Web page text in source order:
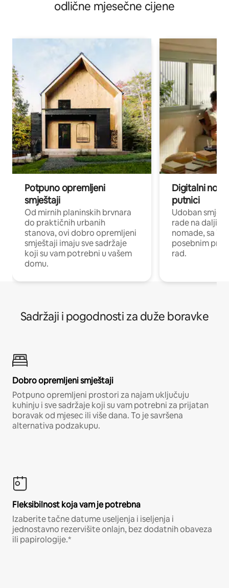
odlične mjesečne cijene
Potpuno opremljeni
smještaji
Od mirnih planinskih brvnara
do praktičnih urbanih
stanova, ovi dobro opremljeni
smještaji imaju sve sadržaje
koji su vam potrebni u vašem
domu.
Digitalni
putnici
Udoban
rade na
nomade, sa
posebnim
rad.
Sadržaji i pogodnosti za duže boravke
Dobro opremljeni smještaji
Potpuno opremljeni prostori za najam uključuju
kuhinju i sve sadržaje koji su vam potrebni za prijatan
boravak od mjesec ili više dana. To je savršena
alternativa podzakupu.
Fleksibilnost koja vam je potrebna
Izaberite tačne datume useljenja i iseljenja i
jednostavno rezervišite onlajn, bez dodatnih obaveza
ili papirologije.*